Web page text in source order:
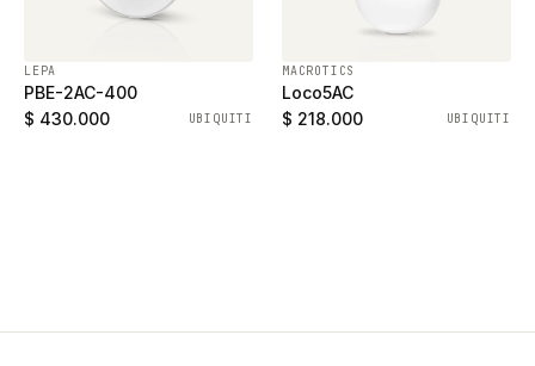
LEPA
PBE-2AC-400
$ 430.000
UBIQUITI
MACROTICS
Loco5AC
$ 218.000
UBIQUITI